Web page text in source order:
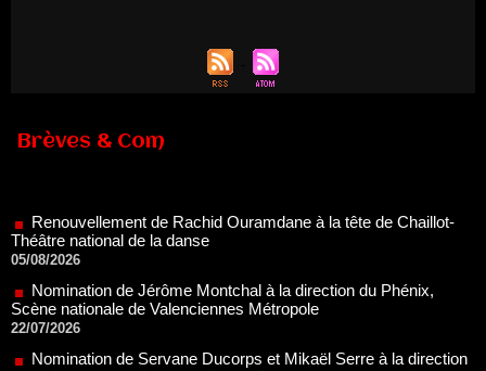
Brèves & Com
05/08/2026
Nomination de Jérôme Montchal à la direction du Phénix,
Scène nationale de Valenciennes Métropole
22/07/2026
Nomination de Servane Ducorps et Mikaël Serre à la direction
de la Comédie de Colmar - Centre Dramatique National Grand
Est Alsace